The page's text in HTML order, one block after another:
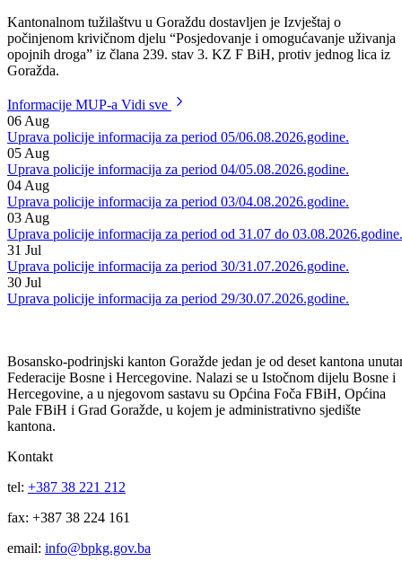
su službenici Sektora kriminalističke policije, Uprave policije MUP-a
BPK-a Goražde, koji su preuzeli dalji rad na događaju.
Kantonalnom tužilaštvu u Goraždu dostavljen je Izvještaj o
opojnih droga” iz člana 239. stav 3. KZ F BiH, protiv jednog lica iz
Goražda.
Informacije MUP-a
06Aug
Uprava policije informacija za period 05/06.08.2026.godine.
05Aug
Uprava policije informacija za period 04/05.08.2026.godine.
04Aug
Uprava policije informacija za period 03/04.08.2026.godine.
03Aug
Uprava policije informacija za period od 31.07 do 03.08.2026.godine.
31 Jul